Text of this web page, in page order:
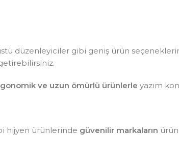
düzenleyiciler gibi geniş ürün
ve uzun ömürlü ürünlerle yazım
hijyen ürünlerinde güvenilir markaların